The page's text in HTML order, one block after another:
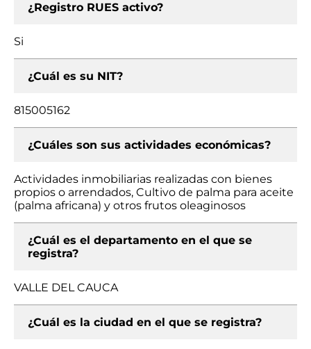
¿Registro RUES activo?
Si
¿Cuál es su NIT?
815005162
¿Cuáles son sus actividades económicas?
Actividades inmobiliarias realizadas con bienes
propios o arrendados, Cultivo de palma para aceite
(palma africana) y otros frutos oleaginosos
¿Cuál es el departamento en el que se
registra?
VALLE DEL CAUCA
¿Cuál es la ciudad en el que se registra?